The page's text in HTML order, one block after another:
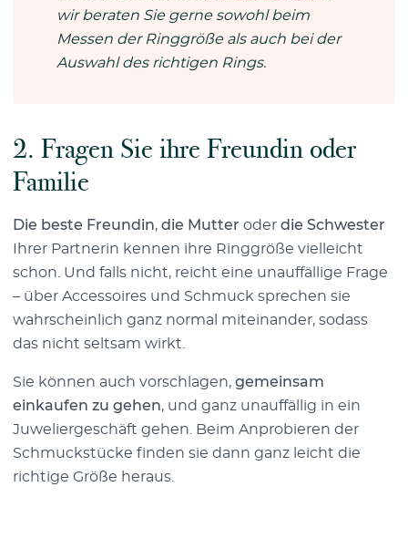
wir beraten Sie gerne sowohl beim
Messen der Ringgröße als auch bei der
Auswahl des richtigen Rings.
2. Fragen Sie ihre Freundin oder
Familie
Die beste Freundin, die Mutter oder die Schwester
Ihrer Partnerin kennen ihre Ringgröße vielleicht
schon. Und falls nicht, reicht eine unauffällige Frage
– über Accessoires und Schmuck sprechen sie
wahrscheinlich ganz normal miteinander, sodass
das nicht seltsam wirkt.
Sie können auch vorschlagen, gemeinsam
einkaufen zu gehen, und ganz unauffällig in ein
Juweliergeschäft gehen. Beim Anprobieren der
Schmuckstücke finden sie dann ganz leicht die
richtige Größe heraus.